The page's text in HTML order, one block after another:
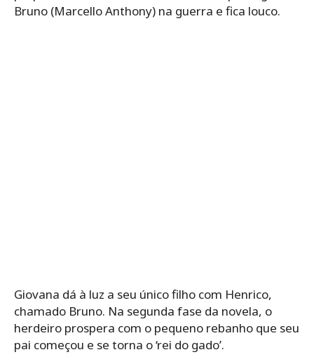
Bruno (Marcello Anthony) na guerra e fica louco.
Giovana dá à luz a seu único filho com Henrico,
chamado Bruno. Na segunda fase da novela, o
herdeiro prospera com o pequeno rebanho que seu
pai começou e se torna o ‘rei do gado’.